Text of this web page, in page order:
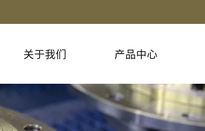
关于我们 产品中心